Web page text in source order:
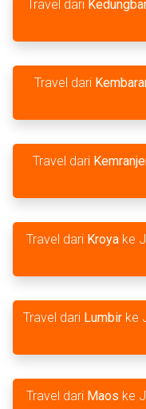
Travel dari
Travel dari
Travel dari
Travel dari Kroyake
Travel dari Lumbirke
Travel dari Maos ke